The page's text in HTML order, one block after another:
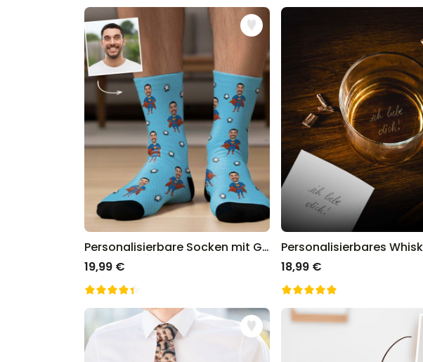
Personalisierbare Socken mit Gesicht und Superhelden
19,99 €
18,99 €